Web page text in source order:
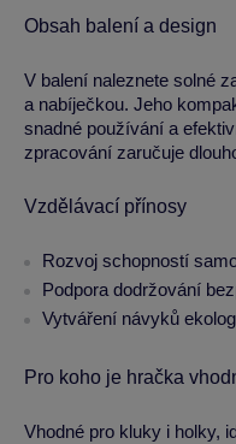
Obsah balení a design
V balení naleznete solné
a nabíječkou. Jeho
snadné používání a
zpracování zaručuje
Vzdělávací přínosy
Rozvoj schopností
Podpora dodržování
Vytváření návyků
Pro koho je hračka
Vhodné pro kluky i holky,